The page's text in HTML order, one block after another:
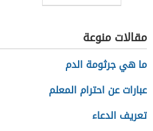
مقالات منوعة
ما هي جرثومة الدم
عبارات عن احترام المعلم
تعريف الدعاء